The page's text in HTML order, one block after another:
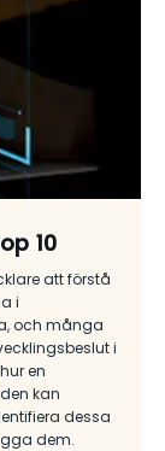
10
att förstå
i
och många
i
en
kan
dessa
dem.